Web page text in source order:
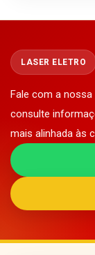
LASER ELETRO
Fale com a
consulte
mais alinhada às